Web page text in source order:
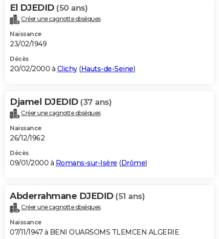
El DJEDID (50 ans)
Créer une cagnotte obsèques
Naissance
23/02/1949
Décès
20/02/2000 à Clichy(Hauts-de-Seine)
Djamel DJEDID (37 ans)
Créer une cagnotte obsèques
Naissance
26/12/1962
Décès
09/01/2000 à Romans-sur-Isère (Drôme)
Abderrahmane DJEDID (51 ans)
Créer une cagnotte obsèques
Naissance
07/11/1947 à BENI OUARSOMS TLEMCEN ALGERIE